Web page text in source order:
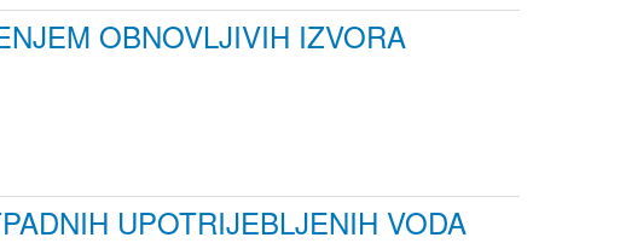
OBNOVLJIVIH IZVORA
UPOTRIJEBLJENIH VODA